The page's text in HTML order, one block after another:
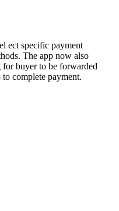
ect specific payment
The app now also
buyer to be forwarded
complete payment.